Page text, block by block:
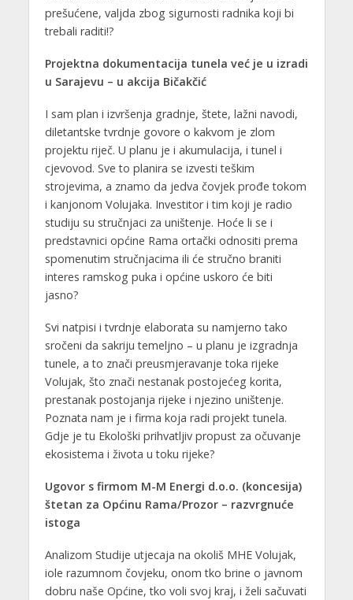
prešućene, valjda zbog sigurnosti radnika koji bi
trebali raditi!?
Projektna dokumentacija tunela već je u izradi
u Sarajevu – u akcija Bičakčić
I sam plan i izvršenja gradnje, štete, lažni navodi,
diletantske tvrdnje govore o kakvom je zlom
projektu riječ. U planu je i akumulacija, i tunel i
cjevovod. Sve to planira se izvesti teškim
strojevima, a znamo da jedva čovjek prođe tokom
i kanjonom Volujaka. Investitor i tim koji je radio
studiju su stručnjaci za uništenje. Hoće li se i
predstavnici općine Rama ortački odnositi prema
spomenutim stručnjacima ili će stručno braniti
interes ramskog puka i općine uskoro će biti
jasno?
Svi natpisi i tvrdnje elaborata su namjerno tako
sročeni da sakriju temeljno – u planu je izgradnja
tunele, a to znači preusmjeravanje toka rijeke
Volujak, što znači nestanak postojećeg korita,
prestanak postojanja rijeke i njezino uništenje.
Poznata nam je i firma koja radi projekt tunela.
Gdje je tu Ekološki prihvatljiv propust za očuvanje
ekosistema i života u toku rijeke?
Ugovor s firmom M-M Energi d.o.o. (koncesija)
štetan za Općinu Rama/Prozor – razvrgnuće
istoga
Analizom Studije utjecaja na okoliš MHE Volujak,
iole razumnom čovjeku, onom tko brine o javnom
dobru naše Općine, tko voli svoj kraj, i želi sačuvati